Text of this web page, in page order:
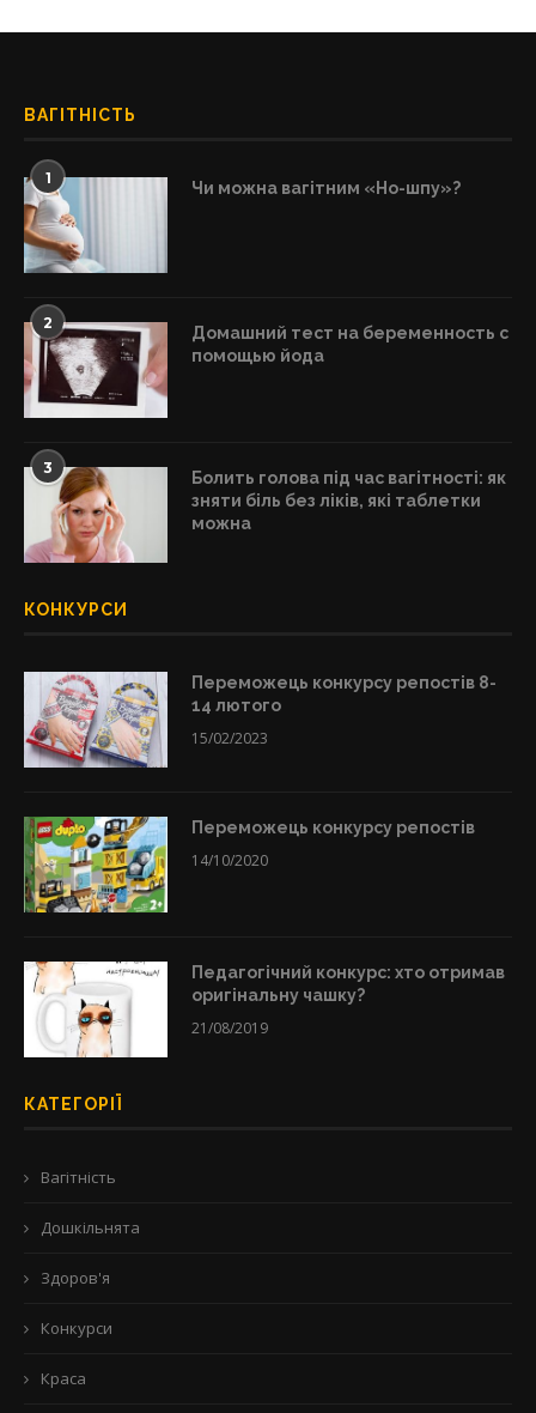
ВАГІТНІСТЬ
1 Чи можна вагітним «Но-шпу»?
2
Домашний тест на беременность с
помощью йода
3
Болить голова під час вагітності: як
зняти біль без ліків, які таблетки
можна
КОНКУРСИ
Переможець конкурсу репостів 8-
14 лютого
15/02/2023
Переможець конкурсу репостів
14/10/2020
Педагогічний конкурс: хто отримав
оригінальну чашку?
21/08/2019
КАТЕГОРІЇ
Вагітність
Дошкільнята
Здоров'я
Конкурси
Краса